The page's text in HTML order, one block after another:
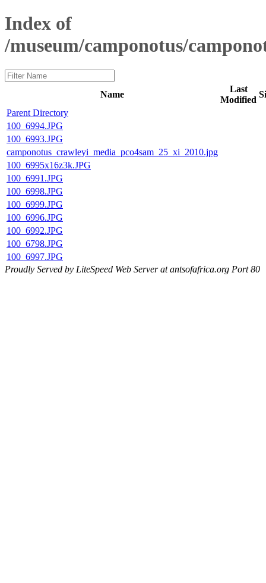
Index of
/museum/camponotus/
Name
Last
Modified
Parent Directory
100_6994.JPG
100_6993.JPG
camponotus_crawleyi_media_pco4sam_25_xi_2010.jpg
100_6995x16z3k.JPG
100_6991.JPG
100_6998.JPG
100_6999.JPG
100_6996.JPG
100_6992.JPG
100_6798.JPG
100_6997.JPG
Proudly Served by LiteSpeed Web Server at antsofafrica.org Port 80